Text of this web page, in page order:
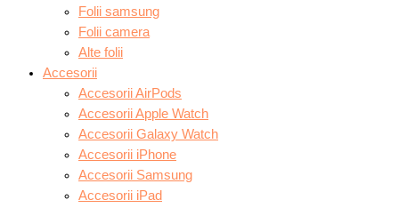
Folii samsung
Folii camera
Alte folii
Accesorii
Accesorii AirPods
Accesorii Apple Watch
Accesorii Galaxy Watch
Accesorii iPhone
Accesorii Samsung
Accesorii iPad